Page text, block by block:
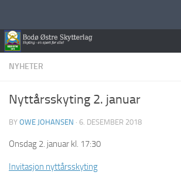
NYHETER
Nyttårsskyting 2. januar
BY OWE JOHANSEN · 6. DESEMBER 2018
Onsdag 2. januar kl. 17:30
Invitasjon nyttårsskyting